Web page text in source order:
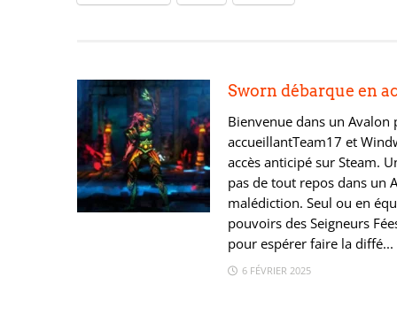
Sworn débarque en
Bienvenue dans un Avalon
accueillantTeam17 et
accès anticipé sur Steam.
pas de tout repos dans un
malédiction. Seul ou en
pouvoirs des Seigneurs
pour espérer faire la diffé...
6 FÉVRIER 2025